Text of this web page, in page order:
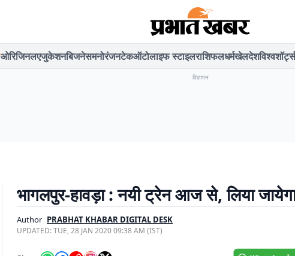
ओरिजिनलएजुकेशनबिजनेसमनोरंजनटेकऑटोलाइफ स्टाइलराशिफलधर्मखेलदेशविश्वशॉर्ट्स
विज्ञापन
भागलपुर-हावड़ा : नयी ट्रेन आज से, लिया
Author PRABHAT KHABAR DIGITAL DESK
UPDATED:TUE, 28 JAN 2020 09:38 AM (IST)